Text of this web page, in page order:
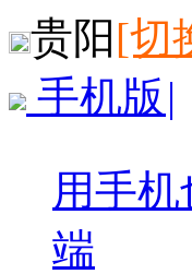
贵阳[切
手机版 |
用手
端